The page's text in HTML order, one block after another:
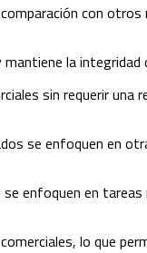
con
la integridad
sin requerir una
se enfoquen en
enfoquen en
lo que